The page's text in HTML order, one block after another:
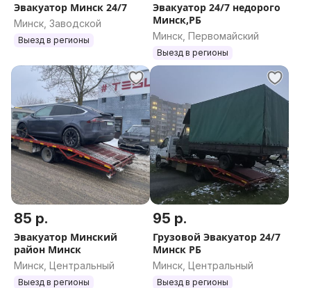
Эвакуатор Минск 24/7
Минск, Заводской
Выезд в регионы
Эвакуатор 24/7 недорого
Минск,РБ
Минск, Первомайский
Выезд в регионы
85 р.
Эвакуатор Минский
район Минск
Минск, Центральный
Выезд в регионы
95 р.
Грузовой Эвакуатор 24/7
Минск РБ
Минск, Центральный
Выезд в регионы